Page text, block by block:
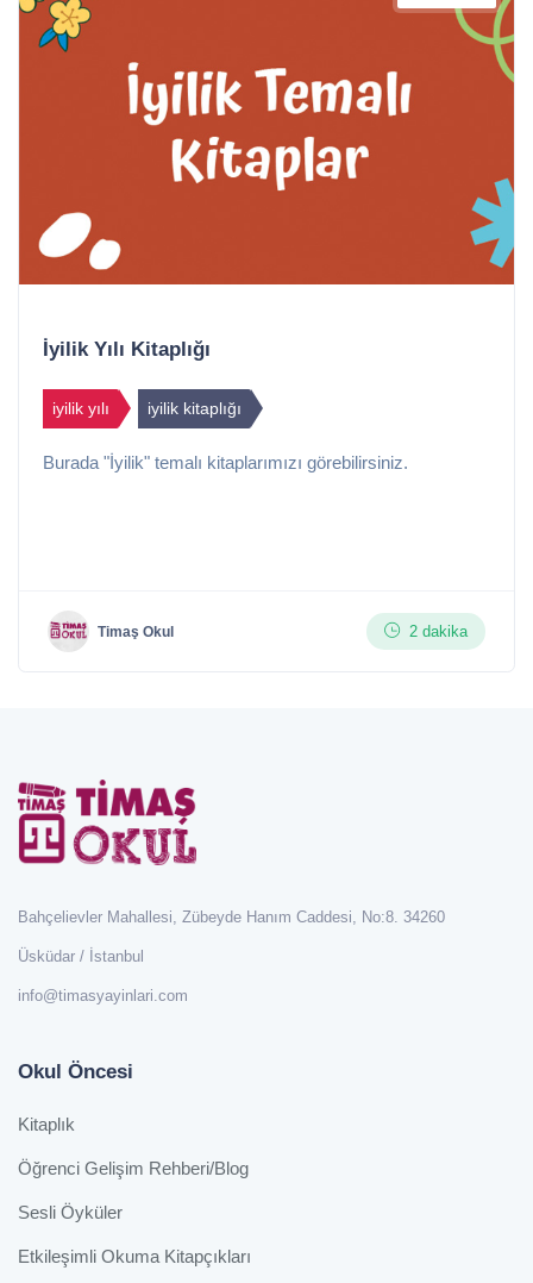
İyilik Yılı Kitaplığı
iyilik yılı iyilik kitaplığı
Burada "İyilik" temalı kitaplarımızı görebilirsiniz.
Timaş Okul 2 dakika
Bahçelievler Mahallesi, Zübeyde Hanım Caddesi, No:8. 34260
Üsküdar / İstanbul
info@timasyayinlari.com
Okul Öncesi
Kitaplık
Öğrenci Gelişim Rehberi/Blog
Sesli Öyküler
Etkileşimli Okuma Kitapçıkları